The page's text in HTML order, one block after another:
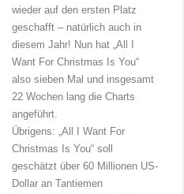
wieder auf den ersten Platz
geschafft – natürlich auch in
diesem Jahr! Nun hat „All I
Want For Christmas Is You“
also sieben Mal und insgesamt
22 Wochen lang die Charts
angeführt.
Übrigens: „All I Want For
Christmas Is You“ soll
geschätzt über 60 Millionen US-
Dollar an Tantiemen